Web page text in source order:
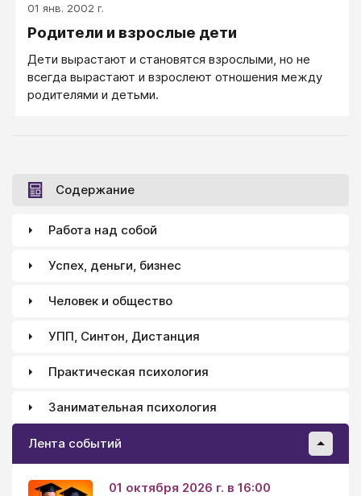
неправильно наложили гипс. В итоге мне была
прописана бесплатная палочка и диагноз —
решила, что буду бороться. До последнего.
Выбросила направление на покупку палочки, поехала
с мамой на лечение в санаторий на Западную
ездила я одна. И никаких мобильных телефонов.
01 янв. 2002 г.
Родители и взрослые дети
Дети вырастают и становятся взрослыми, но не
всегда вырастают и взрослеют отношения между
родителями и детьми.
Содержание
Работа над собой
Успех, деньги, бизнес
Человек и общество
УПП, Синтон, Дистанция
Практическая психология
Занимательная психология
Лента событий
01 октября 2026 г. в 16:00